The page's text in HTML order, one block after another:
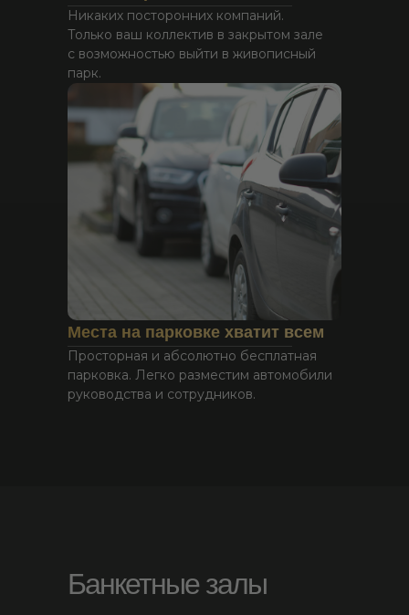
Никаких посторонних компаний.
Только ваш коллектив в закрытом зале
с возможностью выйти в живописный
парк.
Места на парковке хватит всем
Просторная и абсолютно бесплатная
парковка. Легко разместим автомобили
руководства и сотрудников.
Банкетные залы
сохранность имущества - 5 000 ₽.
Беседка «Серая»
Вместимость: до 6 человек.
Время аренды: с 8.00 до 22.00.
Бронирование осуществляется от 2-